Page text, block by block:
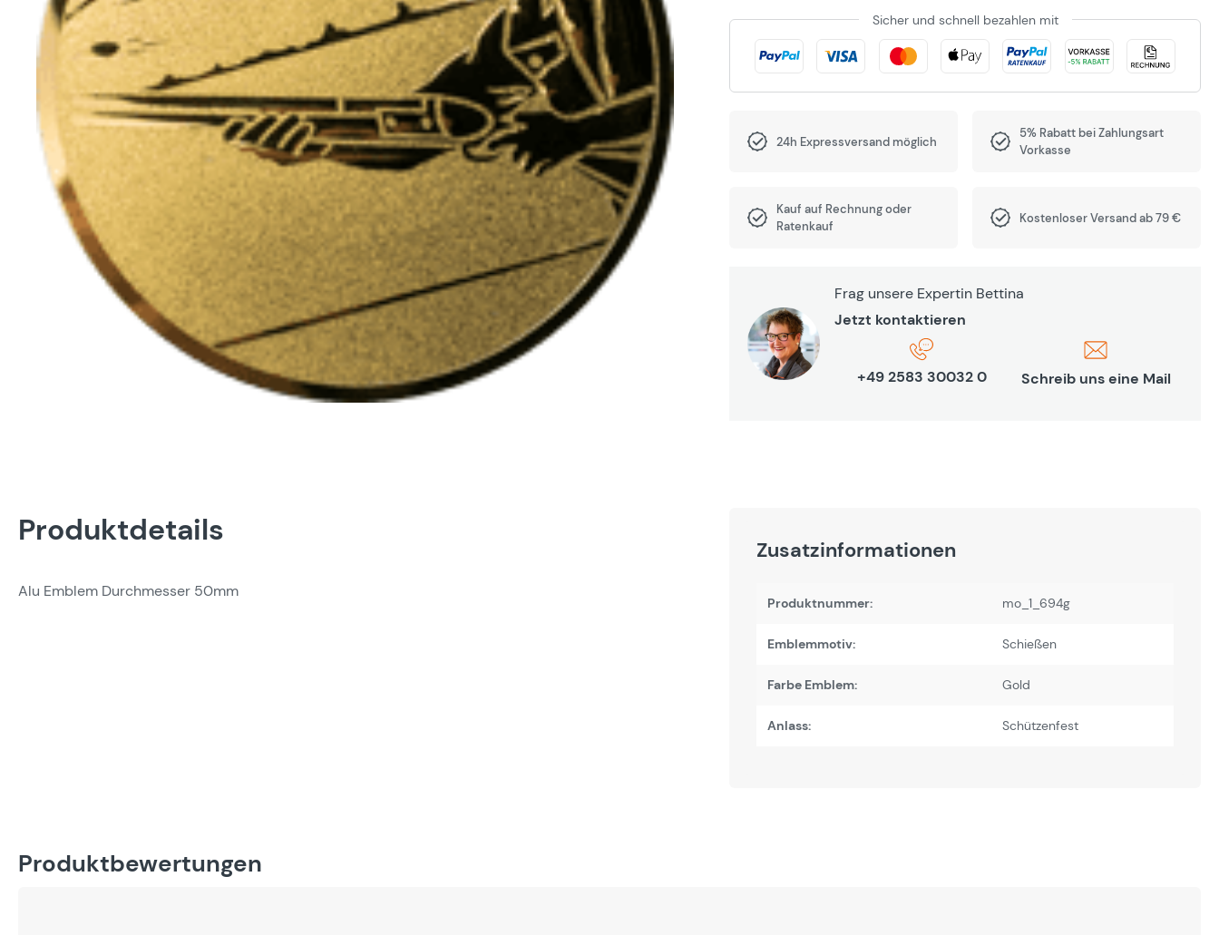
Sicher und schnell bezahlen mit
24h Expressversand möglich
5% Rabatt bei Zahlungsart
Vorkasse
Kauf auf Rechnung oder
Ratenkauf
Kostenloser Versand ab 79 €
Frag unsere Expertin Bettina
Jetzt kontaktieren
+49 2583 30032 0 Schreib uns eine Mail
Produktdetails
Alu Emblem Durchmesser 50mm
Zusatzinformationen
Produktnummer: mo_1_694g
Emblemmotiv: Schießen
Farbe Emblem: Gold
Anlass: Schützenfest
Produktbewertungen